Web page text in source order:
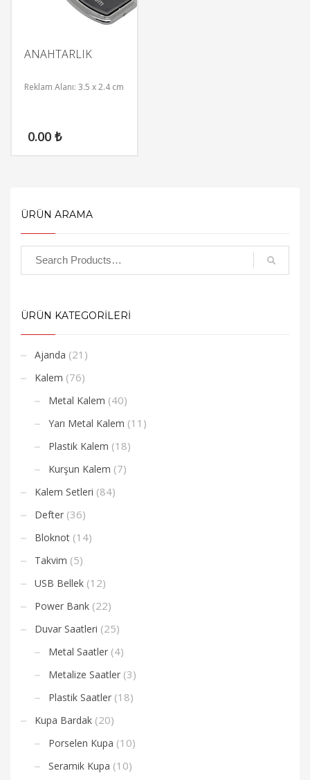
ANAHTARLIK
Reklam Alanı: 3.5 x 2.4 cm
0.00 ₺
ÜRÜN ARAMA
ÜRÜN KATEGORİLERİ
Ajanda (21)
Kalem (76)
Metal Kalem (40)
Yarı Metal Kalem (11)
Plastik Kalem (18)
Kurşun Kalem (7)
Kalem Setleri (84)
Defter (36)
Bloknot (14)
Takvim (5)
USB Bellek (12)
Power Bank (22)
Duvar Saatleri (25)
Metal Saatler (4)
Metalize Saatler (3)
Plastik Saatler (18)
Kupa Bardak (20)
Porselen Kupa (10)
Seramik Kupa (10)